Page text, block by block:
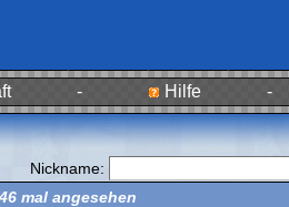
- Hilfe -
Nickname:
mal angesehen